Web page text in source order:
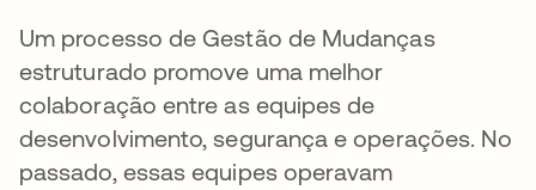
Um processo de Gestão de Mudanças
estruturado promove uma melhor
colaboração entre as equipes de
desenvolvimento, segurança e operações. No
passado, essas equipes operavam